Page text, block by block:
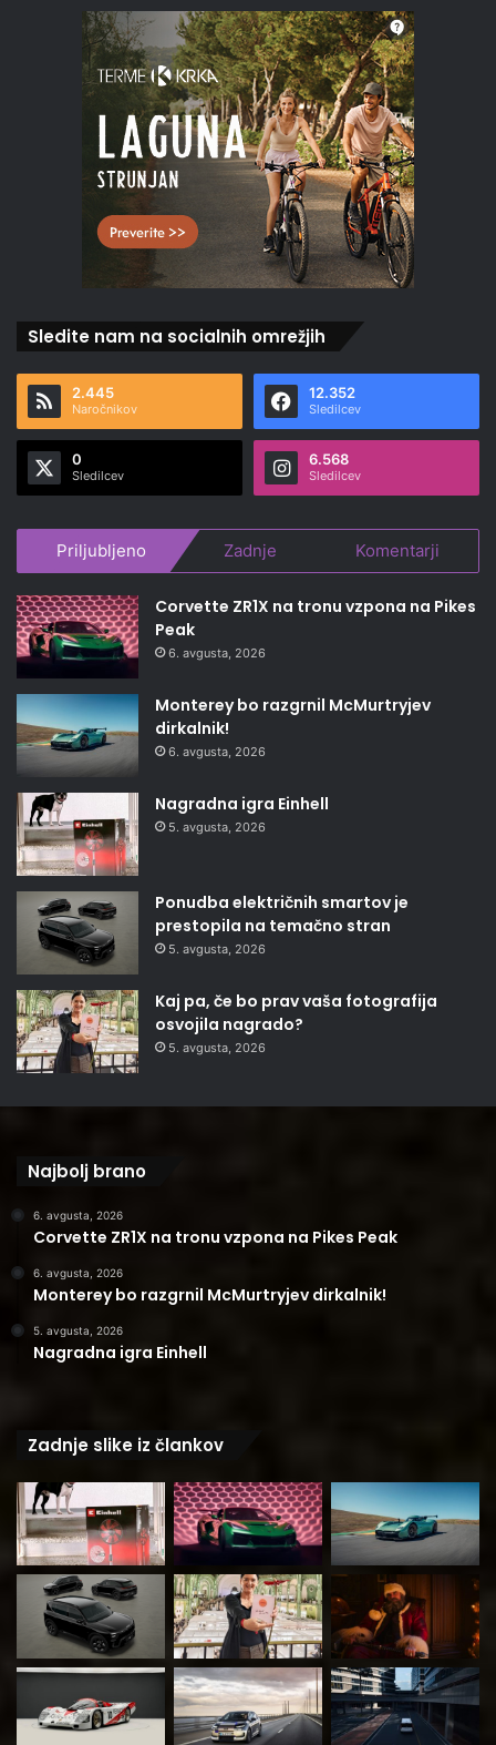
Sledite nam na socialnih omrežjih
2.445
Naročnikov
12.352
Sledilcev
0
Sledilcev
6.568
Sledilcev
Priljubljeno Zadnje Komentarji
Corvette ZR1X na tronu vzpona na Pikes
Peak
6. avgusta, 2026
Monterey bo razgrnil McMurtryjev
dirkalnik!
6. avgusta, 2026
Nagradna igra Einhell
5. avgusta, 2026
Ponudba električnih smartov je
prestopila na temačno stran
5. avgusta, 2026
Kaj pa, če bo prav vaša fotografija
osvojila nagrado?
5. avgusta, 2026
Najbolj brano
6. avgusta, 2026
Corvette ZR1X na tronu vzpona na Pikes Peak
6. avgusta, 2026
Monterey bo razgrnil McMurtryjev dirkalnik!
5. avgusta, 2026
Nagradna igra Einhell
Zadnje slike iz člankov